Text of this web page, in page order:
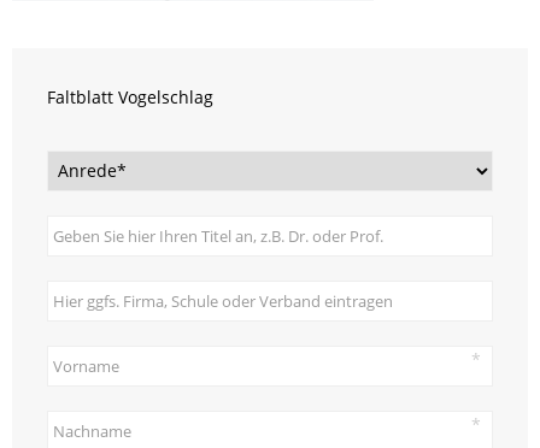
Faltblatt Vogelschlag